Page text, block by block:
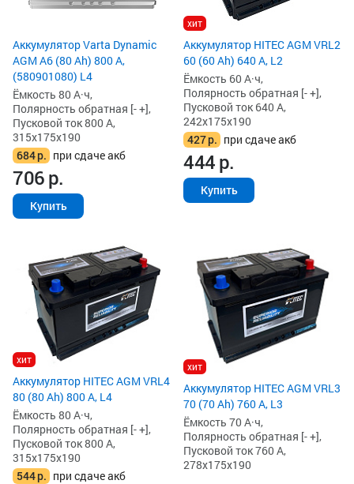
Аккумулятор Varta Dynamic
AGM A6 (80 Ah) 800 А,
(580901080) L4
Ёмкость 80 А·ч,
Полярность обратная [- +],
Пусковой ток 800 А,
315x175x190
684р. при сдаче акб
706р.
Купить
хит
Аккумулятор HITEC AGM VRL2
60 (60 Ah) 640 А, L2
Ёмкость 60 А·ч,
Полярность обратная [- +],
Пусковой ток 640 А,
242x175x190
427р. при сдаче акб
444р.
Купить
хит
Аккумулятор HITEC AGM VRL4
80 (80 Ah) 800 А, L4
Ёмкость 80 А·ч,
Полярность обратная [- +],
Пусковой ток 800 А,
315x175x190
544р. при сдаче акб
хит
Аккумулятор HITEC AGM VRL3
70 (70 Ah) 760 А, L3
Ёмкость 70 А·ч,
Полярность обратная [- +],
Пусковой ток 760 А,
278x175x190